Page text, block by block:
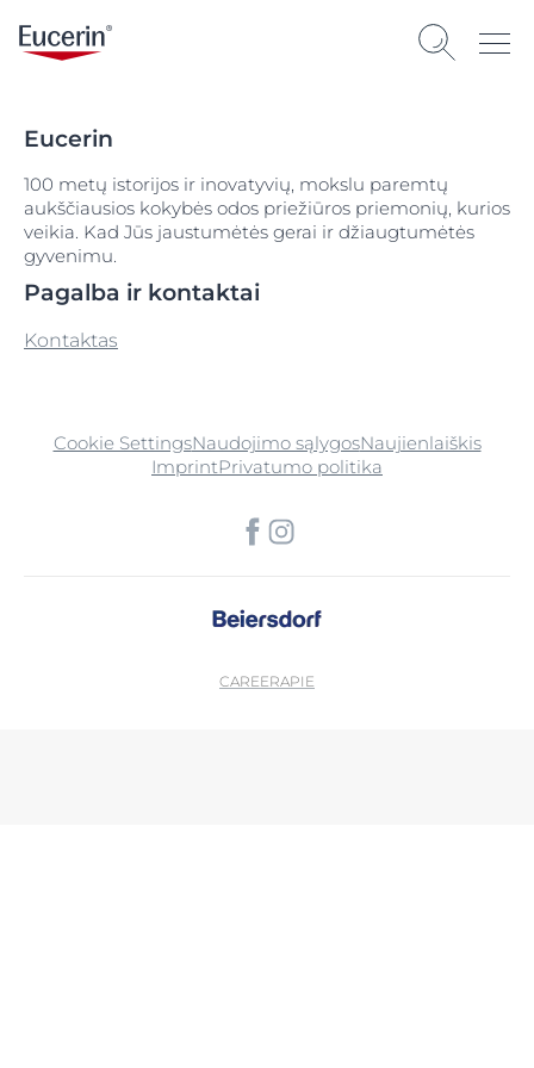
Eucerin
100 metų istorijos ir inovatyvių, mokslu paremtų
aukščiausios kokybės odos priežiūros priemonių, kurios
veikia. Kad Jūs jaustumėtės gerai ir džiaugtumėtės
gyvenimu.
Pagalba ir kontaktai
Kontaktas
Cookie SettingsNaudojimo sąlygosNaujienlaiškis
ImprintPrivatumo politika
CAREERAPIE